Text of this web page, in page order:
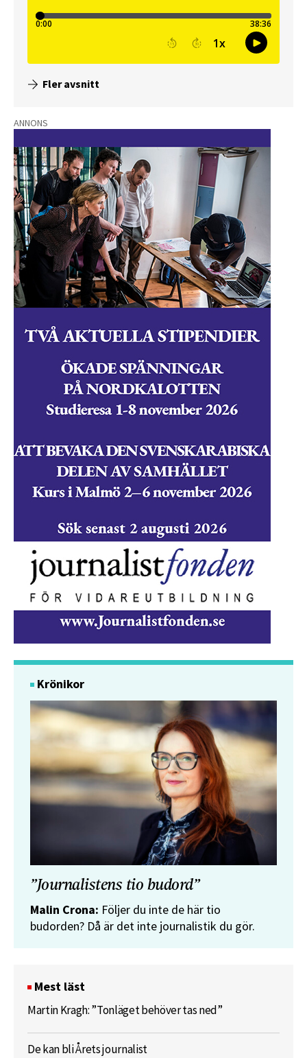
Fler avsnitt
ANNONS
Krönikor
”Journalistens tio budord”
Malin Crona: Följer du inte de här tio
budorden? Då är det inte journalistik du gör.
Mest läst
Martin Kragh: ”Tonläget behöver tas ned”
De kan bli Årets journalist